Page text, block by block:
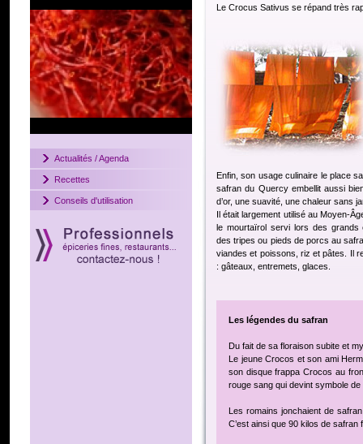
Actualités / Agenda
Recettes
Conseils d'utilisation
Le Crocus Sativus se répand très
Enfin, son usage culinaire le place
safran du Quercy embellit aussi
d’or, une suavité, une chaleur sans
Il était largement utilisé au Moyen-
le mourtaïrol servi lors des grands
des tripes ou pieds de porcs au
viandes et poissons, riz et pâtes. Il
: gâteaux, entremets, glaces.
Les légendes du safran
Du fait de sa floraison subite et
Le jeune Crocos et son ami
son disque frappa Crocos au
rouge sang qui devint symbole
Les romains jonchaient de
C’est ainsi que 90 kilos de